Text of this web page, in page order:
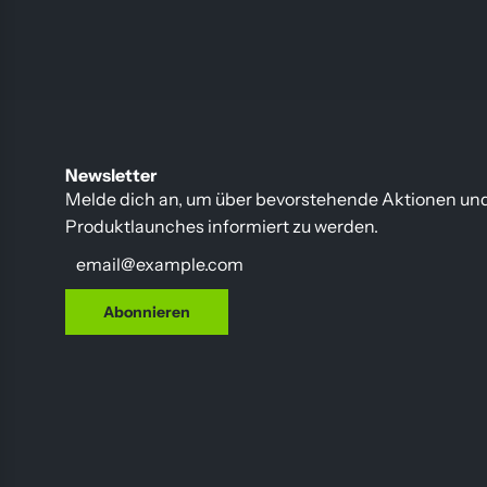
Newsletter
Melde dich an, um über bevorstehende Aktionen
Produktlaunches informiert zu werden.
Abonnieren